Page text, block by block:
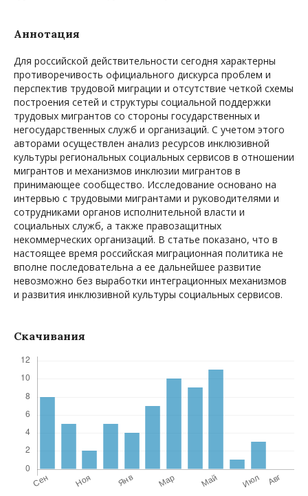
Аннотация
Для российской действительности сегодня характерны
противоречивость официального дискурса проблем и
перспектив трудовой миграции и отсутствие четкой схемы
построения сетей и структуры социальной поддержки
трудовых мигрантов со стороны государственных и
негосударственных служб и организаций. С учетом этого
авторами осуществлен анализ ресурсов инклюзивной
культуры региональных социальных сервисов в отношении
мигрантов и механизмов инклюзии мигрантов в
принимающее сообщество. Исследование основано на
интервью с трудовыми мигрантами и руководителями и
сотрудниками органов исполнительной власти и
социальных служб, а также правозащитных
некоммерческих организаций. В статье показано, что в
настоящее время российская миграционная политика не
вполне последовательна а ее дальнейшее развитие
невозможно без выработки интеграционных механизмов
и развития инклюзивной культуры социальных сервисов.
Скачивания